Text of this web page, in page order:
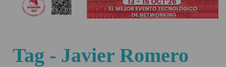
Tag - Javier Romero